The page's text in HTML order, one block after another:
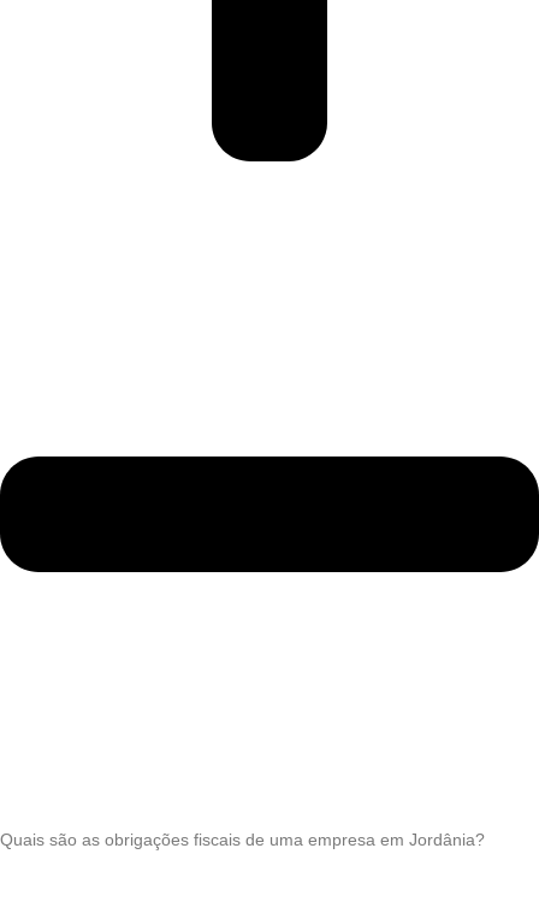
Quais são as obrigações fiscais de uma empresa em Jordânia?